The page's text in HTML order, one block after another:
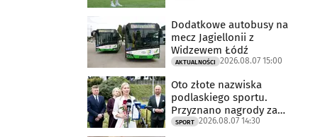
Dodatkowe autobusy na
mecz Jagiellonii z
Widzewem Łódź
AKTUALNOŚCI 2026.08.07 15:00
Oto złote nazwiska
podlaskiego sportu.
Przyznano nagrody za
2025 rok
SPORT 2026.08.07 14:30